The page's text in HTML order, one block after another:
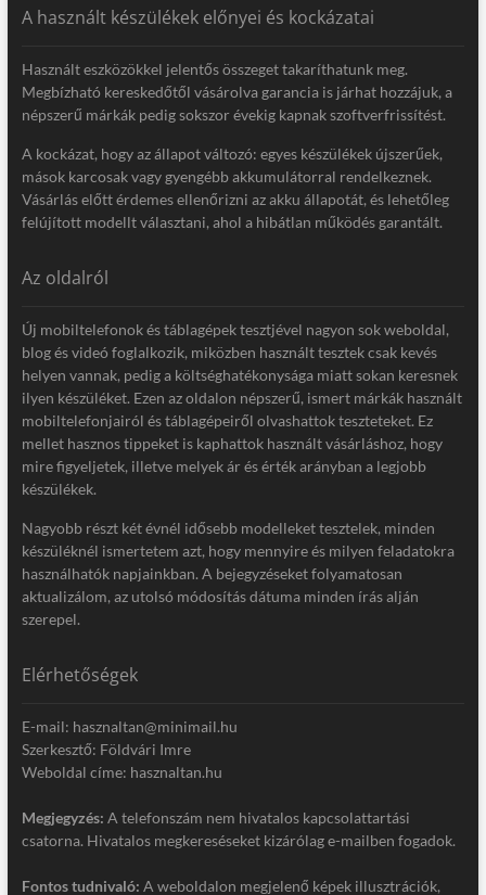
A használt készülékek előnyei és kockázatai
Használt eszközökkel jelentős összeget takaríthatunk meg.
Megbízható kereskedőtől vásárolva garancia is járhat hozzájuk, a
népszerű márkák pedig sokszor évekig kapnak szoftverfrissítést.
A kockázat, hogy az állapot változó: egyes készülékek újszerűek,
mások karcosak vagy gyengébb akkumulátorral rendelkeznek.
Vásárlás előtt érdemes ellenőrizni az akku állapotát, és lehetőleg
felújított modellt választani, ahol a hibátlan működés garantált.
Az oldalról
Új mobiltelefonok és táblagépek tesztjével nagyon sok weboldal,
blog és videó foglalkozik, miközben használt tesztek csak kevés
helyen vannak, pedig a költséghatékonysága miatt sokan keresnek
ilyen készüléket. Ezen az oldalon népszerű, ismert márkák használt
mobiltelefonjairól és táblagépeiről olvashattok teszteteket. Ez
mellet hasznos tippeket is kaphattok használt vásárláshoz, hogy
mire figyeljetek, illetve melyek ár és érték arányban a legjobb
készülékek.
Nagyobb részt két évnél idősebb modelleket tesztelek, minden
készüléknél ismertetem azt, hogy mennyire és milyen feladatokra
használhatók napjainkban. A bejegyzéseket folyamatosan
aktualizálom, az utolsó módosítás dátuma minden írás alján
szerepel.
Elérhetőségek
E-mail: hasznaltan@minimail.hu
Szerkesztő: Földvári Imre
Weboldal címe: hasznaltan.hu
Megjegyzés: A telefonszám nem hivatalos kapcsolattartási
csatorna. Hivatalos megkereséseket kizárólag e-mailben fogadok.
Fontos tudnivaló: A weboldalon megjelenő képek illusztrációk,